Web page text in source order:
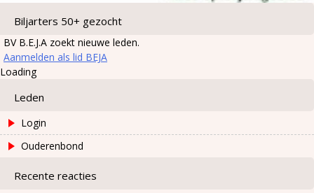
Biljarters 50+ gezocht
BV B.E.J.A zoekt nieuwe leden.
Aanmelden als lid BEJA
Loading
Leden
Login
Ouderenbond
Recente reacties